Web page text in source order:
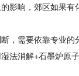
影响，郊区如果有
，需要依靠专业
法消解+石墨炉原